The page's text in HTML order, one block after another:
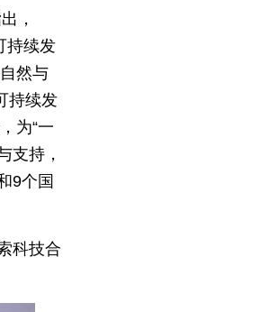
，
持续发
然与
持续发
为“一
支持，
9个国
科技合